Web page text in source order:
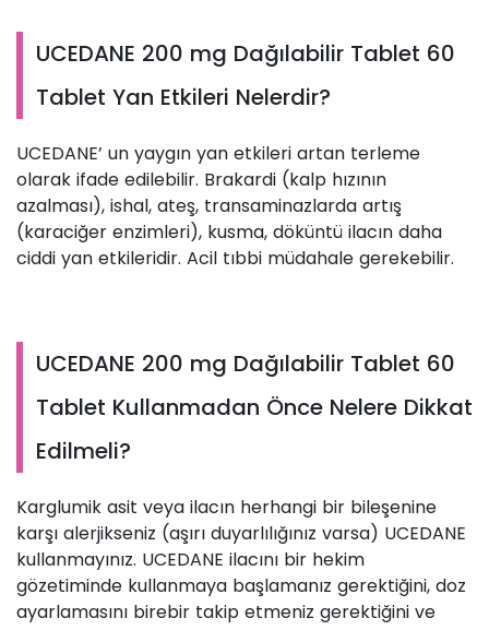
UCEDANE 200 mg Dağılabilir Tablet 60
Tablet Yan Etkileri Nelerdir?
UCEDANE’ un yaygın yan etkileri artan terleme
olarak ifade edilebilir. Brakardi (kalp hızının
azalması), ishal, ateş, transaminazlarda artış
(karaciğer enzimleri), kusma, döküntü ilacın daha
ciddi yan etkileridir. Acil tıbbi müdahale gerekebilir.
UCEDANE 200 mg Dağılabilir Tablet 60
Tablet Kullanmadan Önce Nelere Dikkat
Edilmeli?
Karglumik asit veya ilacın herhangi bir bileşenine
karşı alerjikseniz (aşırı duyarlılığınız varsa) UCEDANE
kullanmayınız. UCEDANE ilacını bir hekim
gözetiminde kullanmaya başlamanız gerektiğini, doz
ayarlamasını birebir takip etmeniz gerektiğini ve